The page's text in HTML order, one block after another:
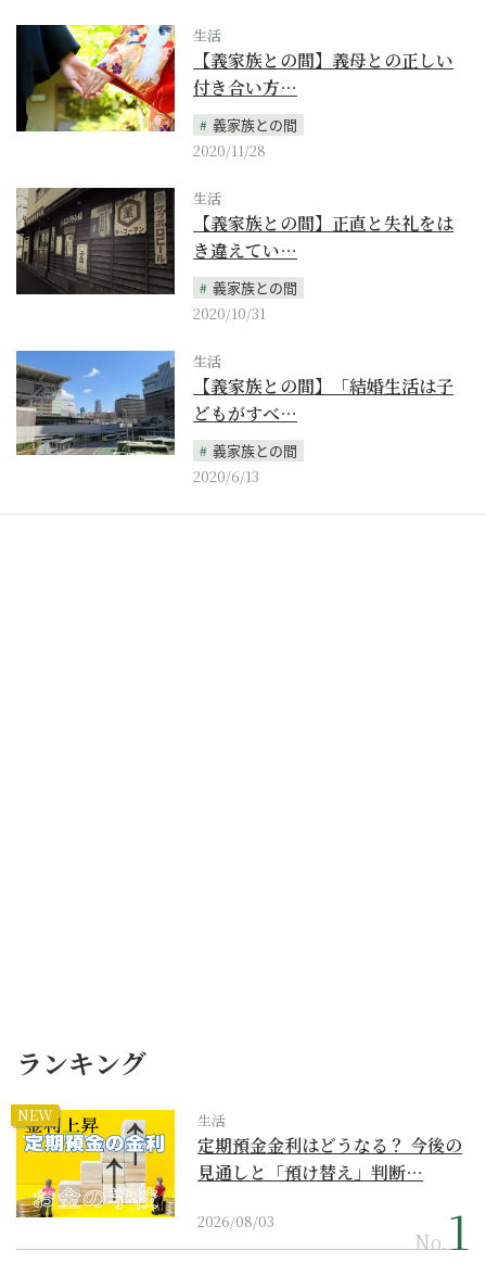
生活
【義家族との間】義母との正しい
付き合い方…
義家族との間
2020/11/28
生活
【義家族との間】正直と失礼をは
き違えてい…
義家族との間
2020/10/31
生活
【義家族との間】「結婚生活は子
どもがすべ…
義家族との間
2020/6/13
ランキング
NEW 生活
定期預金金利はどうなる？ 今後の
見通しと「預け替え」判断…
2026/08/03
No.